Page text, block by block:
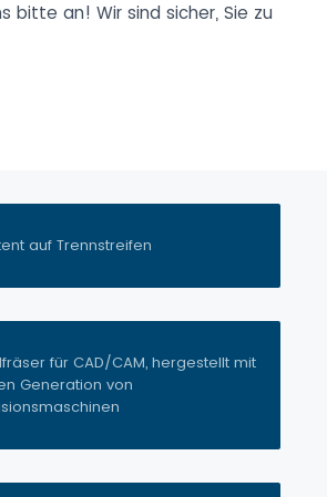
bitte an! Wir sind sicher, Sie zu
auf Trennstreifen
für CAD/CAM, hergestellt mit
Generation von